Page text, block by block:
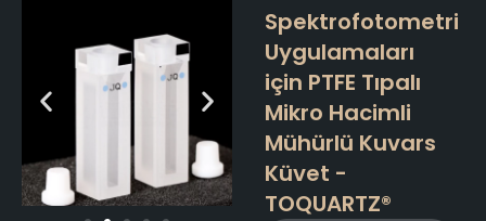
Spektrofotometri
Uygulamaları
için PTFE Tıpalı
Mikro Hacimli
Mühürlü Kuvars
Küvet -
TOQUARTZ®